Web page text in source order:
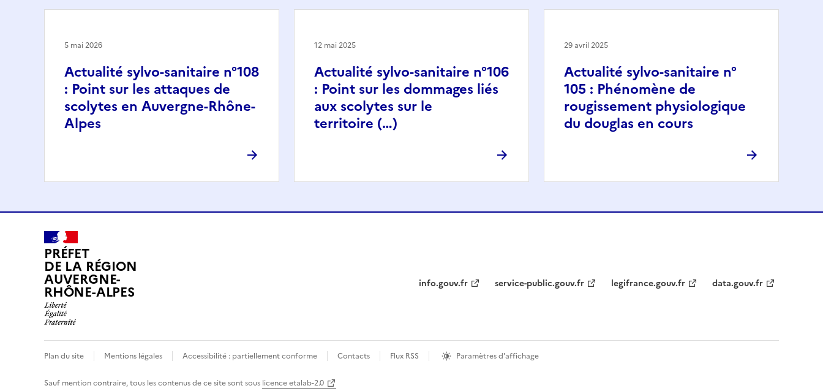
Actualité sylvo-sanitaire n°108
: Point sur les attaques de
scolytes en Auvergne-Rhône-
Alpes
5 mai 2026
Actualité sylvo-sanitaire n°106
: Point sur les dommages liés
aux scolytes sur le
territoire (…)
12 mai 2025
Actualité sylvo-sanitaire n°
105 : Phénomène de
rougissement physiologique
du douglas en cours
29 avril 2025
PRÉFET
DE LA RÉGION
AUVERGNE-
RHÔNE-ALPES info.gouv.fr service-public.gouv.fr legifrance.gouv.fr data.gouv.fr
Plan du site Mentions légales Accessibilité : partiellement conforme Contacts Flux RSS Paramètres d'affichage
Sauf mention contraire, tous les contenus de ce site sont sous licence etalab-2.0